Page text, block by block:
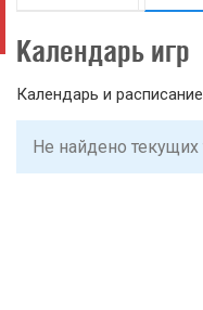
Календарь игр
Календарь и
Не найдено